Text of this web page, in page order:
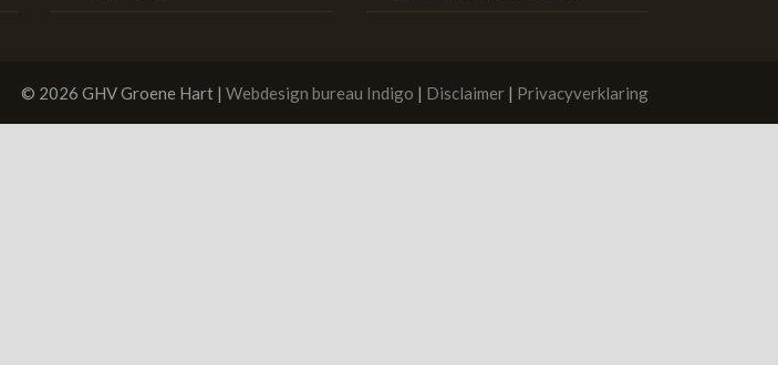
© 2026 GHV Groene Hart | Webdesign bureau Indigo | Disclaimer | Privacyverklaring